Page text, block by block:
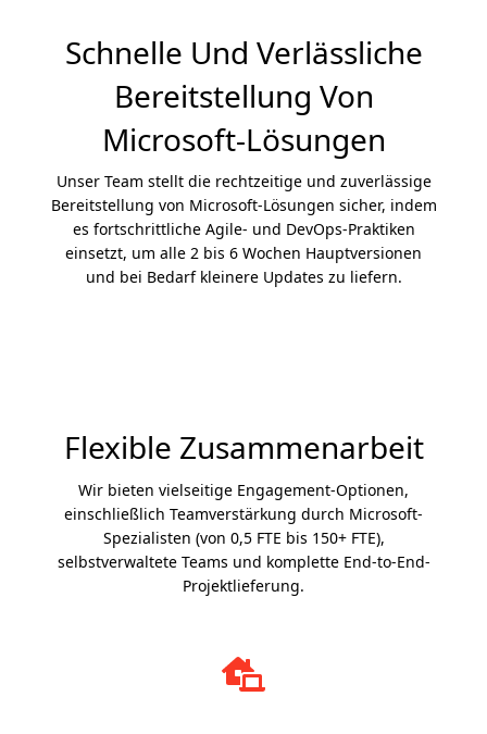
Schnelle Und Verlässliche
Bereitstellung Von
Microsoft-Lösungen
Unser Team stellt die rechtzeitige und zuverlässige
Bereitstellung von Microsoft-Lösungen sicher, indem
es fortschrittliche Agile- und DevOps-Praktiken
einsetzt, um alle 2 bis 6 Wochen Hauptversionen
und bei Bedarf kleinere Updates zu liefern.
Flexible Zusammenarbeit
Wir bieten vielseitige Engagement-Optionen,
einschließlich Teamverstärkung durch Microsoft-
Spezialisten (von 0,5 FTE bis 150+ FTE),
selbstverwaltete Teams und komplette End-to-End-
Projektlieferung.